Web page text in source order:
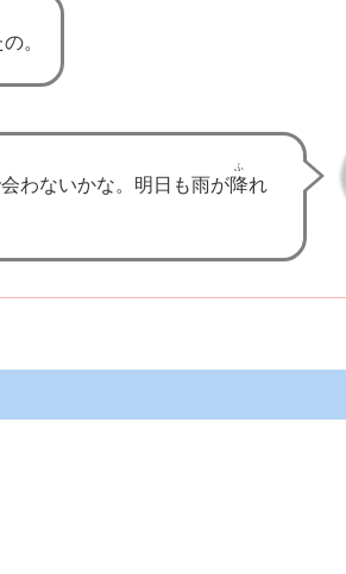
。
わないかな。明日も雨が降
ふ
れ